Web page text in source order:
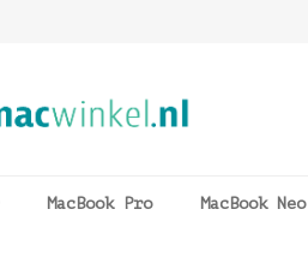
MacBook Pro MacBook Neo